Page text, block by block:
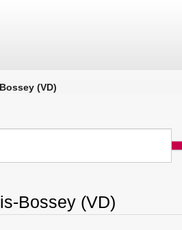
(VD)
Bossey (VD)